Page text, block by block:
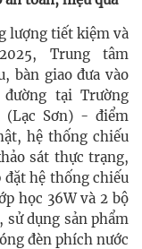
lượng tiết kiệm và
Trung tâm
bàn giao đưa vào
tại Trường
(Lạc Sơn) - điểm
hệ thống chiếu
sát thực trạng,
đặt hệ thống chiếu
học 36W và 2 bộ
sử dụng sản phẩm
đèn phích nước